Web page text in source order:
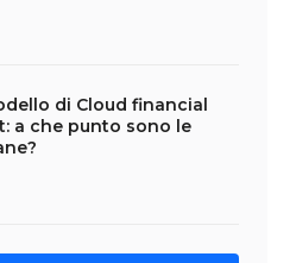
di Cloud financial
a che punto sono le